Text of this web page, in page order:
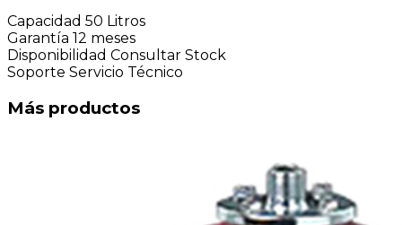
Capacidad 50 Litros
Garantía 12 meses
Disponibilidad Consultar Stock
Soporte Servicio Técnico
Más productos